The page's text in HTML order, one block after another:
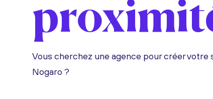
Vous cherchez une agence pour créer
Nogaro ?